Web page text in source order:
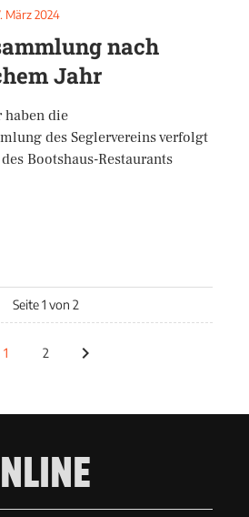
März 2024
nach
Jahr
haben die
des Seglervereins verfolgt
Bootshaus-Restaurants
Seite 1 von 2
1 2